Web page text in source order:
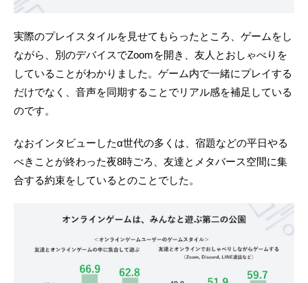
実際のプレイスタイルを見せてもらったところ、ゲームをし
ながら、別のデバイスでZoomを開き、友人とおしゃべりを
していることがわかりました。ゲーム内で一緒にプレイする
だけでなく、音声を同期することでリアル感を補足している
のです。
なおインタビューしたα世代の多くは、宿題などの平日やる
べきことが終わった夜8時ごろ、友達とメタバース空間に集
合する約束をしているとのことでした。